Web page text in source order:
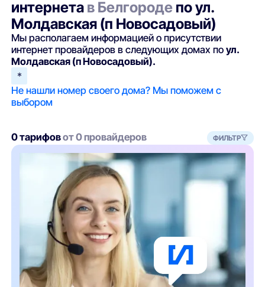
интернета в Белгороде по ул.
Молдавская (п Новосадовый)
Мы располагаем информацией о присутствии
интернет провайдеров в следующих домах поул.
Молдавская (п Новосадовый).
*
Не нашли номер своего дома? Мы поможем с
выбором
0 тарифовот 0 провайдеров ФИЛЬТР